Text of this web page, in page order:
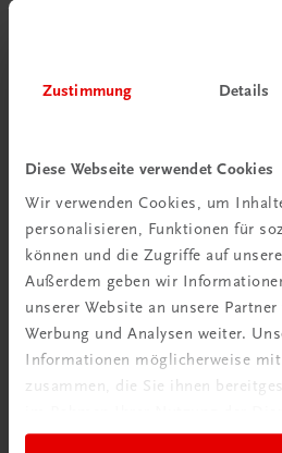
Zustimmung Details
Diese Webseite verwendet Cookies
Wir verwenden Cookies, um
personalisieren, Funktionen für
können und die Zugriffe auf
Außerdem geben wir
unserer Website an unsere
Werbung und Analysen weiter.
Informationen möglicherweise
zusammen, die Sie ihnen
Schon entdeckt?
Ratgeber
Mehr dazu